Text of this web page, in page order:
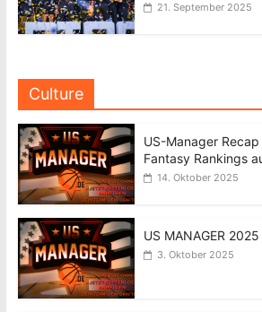
21. September 2025
Culture
US-Manager
Fantasy Rankings
14. Oktober 2025
US MANAGER
3. Oktober 2025